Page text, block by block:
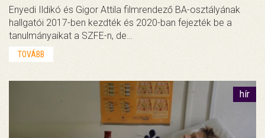
Enyedi Ildikó és Gigor Attila filmrendező BA-osztályának
hallgatói 2017-ben kezdték és 2020-ban fejezték be a
tanulmányaikat a SZFE-n, de…
TOVÁBB
hír